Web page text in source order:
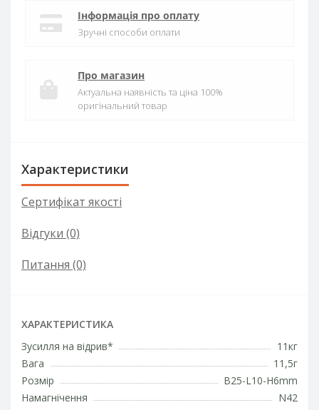
Інформація про оплату
Зручні способи оплати
Про магазин
Актуальна наявність та ціна 100%
оригінальний товар
Характеристики
Сертифікат якості
Відгуки (0)
Питання (0)
ХАРАКТЕРИСТИКА
Зусилля на відрив*
11кг
Вага
11,5г
Розмір
B25-L10-H6mm
Намагнічення
N42